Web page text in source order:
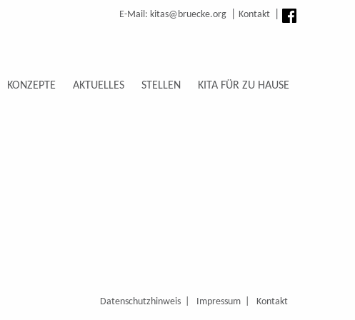
E-Mail: kitas@bruecke.org Kontakt
KONZEPTE AKTUELLES STELLEN KITA FÜR ZU HAUSE
Datenschutzhinweis Impressum Kontakt